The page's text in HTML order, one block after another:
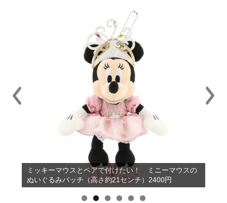
ミッキーマウスとペアで付けたい！ ミニーマウスの
ぬいぐるみバッチ（高さ約21センチ）2400円
「ビリーヴ！～シー・オブ・ドリームス～」を彷彿す
るイラストが360°投影。プラネタリウムおもちゃ（縦
約14センチ×横約14センチ×高さ約12センチ）3500円